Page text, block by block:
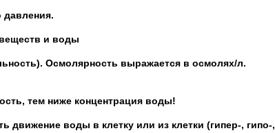
давления.
и воды
Осмолярность выражается в осмолях/л.
тем ниже концентрация воды!
движение воды в клетку или из клетки (гипер-, гипо-,